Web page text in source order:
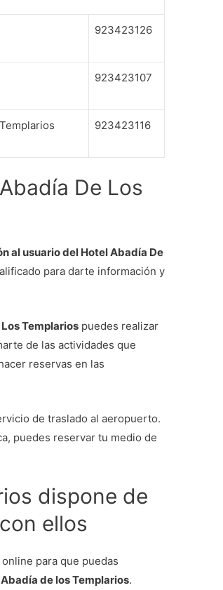
923423126
923423107
923423116
De Los
al usuario del Hotel Abadía De
para darte información y
Templarios puedes realizar
de las actividades que
reservas en las
de traslado al aeropuerto.
puedes reservar tu medio de
dispone de
ellos
para que puedas
de los Templarios.